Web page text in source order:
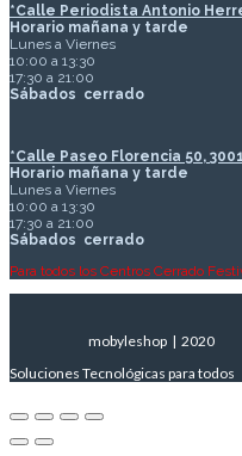
*Calle Periodista Antonio
Horario mañana y tarde
Lunes a Viernes
10:00 a 13:30
17:30 a 21:00
Sábados cerrado
*Calle Paseo Florencia 50,
Horario mañana y tarde
Lunes a Viernes
10:00 a 13:30
17:30 a 21:00
Sábados cerrado
Para todos los Centros Cerrado
mobyleshop | 2020
Soluciones Tecnológicas para todos